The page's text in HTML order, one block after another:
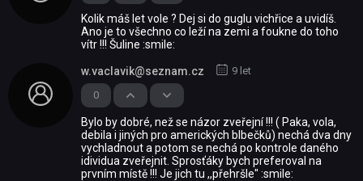
Kolik máš let vole ? Dej si do guglu vichřice a uvidíš.
Ano je to všechno co leží na zemi a foukne do toho
vítr !!! Šuline :smile:
0
w.vaclavik@seznam.cz 9 let
Bylo by dobré, než se názor zveřejní !!! ( Paka, vola,
debila i jiných pro amerických blbečků) nechá dva dny
vychladnout a potom se nechá po kontrole daného
idividua zveřejnit. Sprosťáky bych preferoval na
prvním místě !!! Je jich tu ,,přehršle'' :smile: